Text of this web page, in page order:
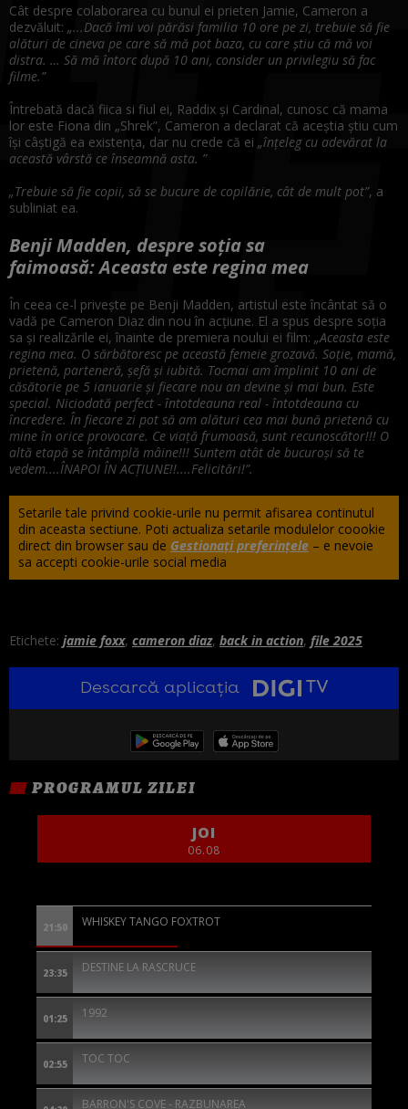
Cât despre colaborarea cu bunul ei prieten Jamie, Cameron a
dezvăluit: „...Dacă îmi voi părăsi familia 10 ore pe zi, trebuie să fie
alături de cineva pe care să mă pot baza, cu care știu că mă voi
distra. … Să mă întorc după 10 ani, consider un privilegiu să fac
filme.”⁠
Întrebată dacă fiica si fiul ei, Raddix și Cardinal, cunosc că mama
lor este Fiona din „Shrek”, Cameron a declarat că aceștia știu cum
își câștigă ea existența, dar nu crede că ei „înțeleg cu adevărat la
această vârstă ce înseamnă asta. ”⁠
„Trebuie să fie copii, să se bucure de copilărie, cât de mult pot”, a
subliniat ea.
Benji Madden, despre soția sa
faimoasă: Aceasta este regina mea
În ceea ce-l privește pe Benji Madden, artistul este încântat să o
vadă pe Cameron Diaz din nou în acțiune. El a spus despre soția
sa și realizările ei, înainte de premiera noului ei film: „Aceasta este
regina mea. O sărbătoresc pe această femeie grozavă. Soție, mamă,
prietenă, parteneră, șefă și iubită. Tocmai am împlinit 10 ani de
căsătorie pe 5 ianuarie și fiecare nou an devine și mai bun. Este
special. Niciodată perfect - întotdeauna real - întotdeauna cu
încredere. În fiecare zi pot să am alături cea mai bună prietenă cu
mine în orice provocare. Ce viață frumoasă, sunt recunoscător!!! O
altă etapă se întâmplă mâine!!! Suntem atât de bucuroși să te
vedem....ÎNAPOI ÎN ACȚIUNE!!....Felicitări!”.
Setarile tale privind cookie-urile nu permit afisarea continutul
din aceasta sectiune. Poti actualiza setarile modulelor coookie
direct din browser sau de Gestionați preferințele – e nevoie
sa accepti cookie-urile social media
Etichete: jamie foxx, cameron diaz, back in action, file 2025
Descarcă aplicația
PROGRAMUL ZILEI
JOI
06.08
21:50 WHISKEY TANGO FOXTROT
23:35 DESTINE LA RASCRUCE
01:25 1992
02:55 TOC TOC
BARRON'S COVE - RAZBUNAREA